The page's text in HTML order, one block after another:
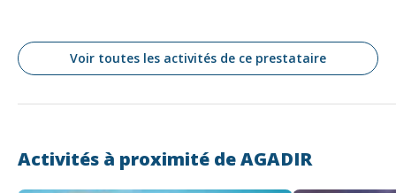
14 places : 700 MAD
17 places : 800 MAD
47 places : 1700 MAD
Voir toutes les activités de ce prestataire
Activités à proximité deAGADIR